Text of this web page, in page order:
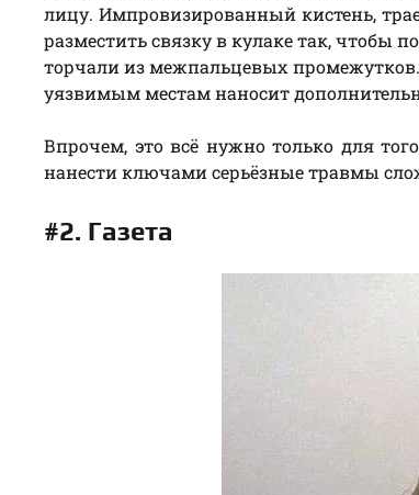
лицу. Импровизированный кистень,
разместить связку в кулаке так, чтобы
торчали из межпальцевых промежутков.
уязвимым местам наносит
Впрочем, это всё нужно только для
нанести ключами серьёзные травмы
#2. Газета